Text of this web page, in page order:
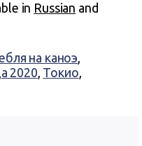
in Russian and
на каноэ,
2020, Токио,